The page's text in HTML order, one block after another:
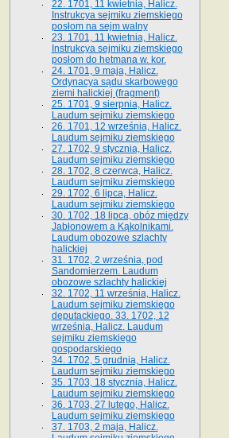
22. 1701, 11 kwietnia, Halicz.
Instrukcya sejmiku ziemskiego
posłom na sejm walny
23. 1701, 11 kwietnia, Halicz.
Instrukcya sejmiku ziemskiego
posłom do hetmana w. kor.
24. 1701, 9 maja, Halicz.
Ordynacya sądu skarbowego
ziemi halickiej (fragment)
25. 1701, 9 sierpnia, Halicz.
Laudum sejmiku ziemskiego
26. 1701, 12 września, Halicz.
Laudum sejmiku ziemskiego
27. 1702, 9 stycznia, Halicz.
Laudum sejmiku ziemskiego
28. 1702, 8 czerwca, Halicz.
Laudum sejmiku ziemskiego
29. 1702, 6 lipca, Halicz.
Laudum sejmiku ziemskiego
30. 1702, 18 lipca, obóz między
Jabłonowem a Kąkolnikami.
Laudum obozowe szlachty
halickiej
31. 1702, 2 września, pod
Sandomierzem. Laudum
obozowe szlachty halickiej
32. 1702, 11 września, Halicz.
Laudum sejmiku ziemskiego
deputackiego. 33. 1702, 12
września, Halicz. Laudum
sejmiku ziemskiego
gospodarskiego
34. 1702, 5 grudnia, Halicz.
Laudum sejmiku ziemskiego
35. 1703, 18 stycznia, Halicz.
Laudum sejmiku ziemskiego
36. 1703, 27 lutego, Halicz.
Laudum sejmiku ziemskiego
37. 1703, 2 maja, Halicz.